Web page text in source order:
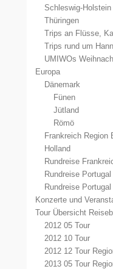
Schleswig-Holstein
Thüringen
Trips an Flüsse,
Trips rund um
UMIWOs
Europa
Dänemark
Fünen
Jütland
Römö
Frankreich Region
Holland
Rundreise
Rundreise
Rundreise
Konzerte und
Tour Übersicht
2012 05 Tour
2012 10 Tour
2012 12 Tour
2013 05 Tour